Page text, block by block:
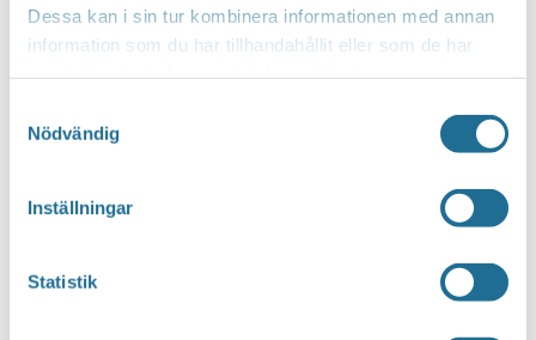
Dessa kan i sin tur kombinera informationen med annan
information som du har tillhandahållit eller som de har
Nödvändig
Inställningar
Statistik
Sök här... SEARCH
You can translate this website with Google
the translation is being done by a machine and